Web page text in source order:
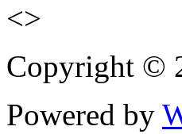
<>
Copyright ©
Powered by